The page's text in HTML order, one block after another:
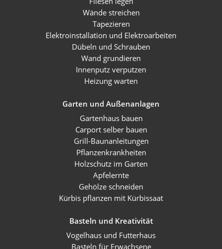
Wände streichen
Tapezieren
Elektroinstallation und Elektroarbeiten
Dübeln und Schrauben
Wand grundieren
Innenputz verputzen
Heizung warten
Garten und Außenanlagen
Gartenhaus bauen
Carport selber bauen
Grill-Baunanleitungen
Pflanzenkrankheiten
Holzschutz im Garten
Apfelernte
Gehölze schneiden
Kürbis pflanzen mit Kürbissaat
Basteln und Kreativität
Vogelhaus und Futterhaus
Basteln für Erwachsene